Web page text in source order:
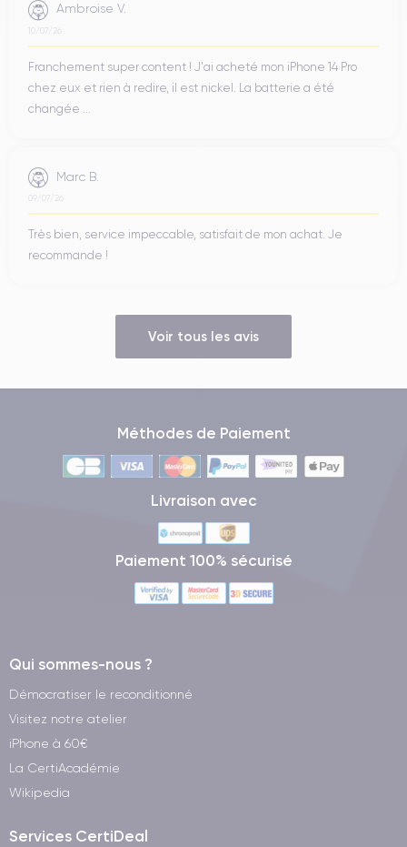
Ambroise V.
10/07/26
Franchement super content ! J'ai acheté mon iPhone 14 Pro
chez eux et rien à redire, il est nickel. La batterie a été
changée ...
Marc B.
09/07/26
Très bien, service impeccable, satisfait de mon achat. Je
recommande !
Voir tous les avis
Méthodes de Paiement
Livraison avec
Paiement 100% sécurisé
Qui sommes-nous ?
Démocratiser le reconditionné
Visitez notre atelier
iPhone à 60€
La CertiAcadémie
Wikipedia
Services CertiDeal